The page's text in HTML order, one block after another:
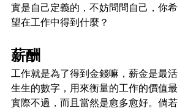
實是自己定義的，不妨問問自己，你希
望在工作中得到什麼？
薪酬
工作就是為了得到金錢嘛，薪金是最活
生生的數字，用來衡量的工作的價值最
實際不過，而且當然是愈多愈好。倘若